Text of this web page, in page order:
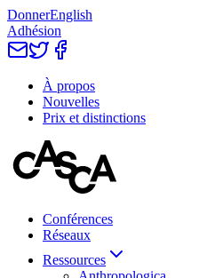
DonnerEnglish
Adhésion
À propos
Nouvelles
Prix et distinctions
Conférences
Réseaux
Ressources